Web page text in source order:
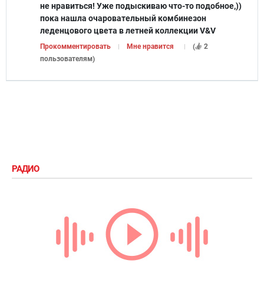
не нравиться! Уже подыскиваю что-то подобное,))
пока нашла очаровательный комбинезон
леденцового цвета в летней коллекции V&V
Прокомментировать Мне нравится (
2
пользователям)
РАДИО